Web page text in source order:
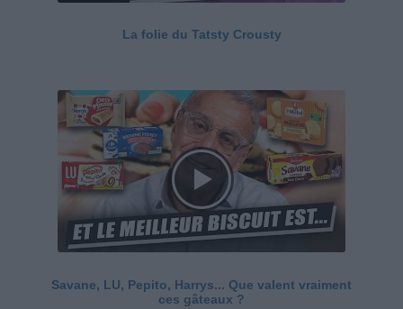
La folie du Tatsty Crousty
Savane, LU, Pepito, Harrys... Que valent vraiment
ces gâteaux ?